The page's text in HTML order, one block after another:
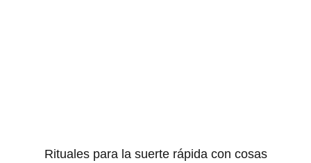
Rituales para la suerte rápida con cosas